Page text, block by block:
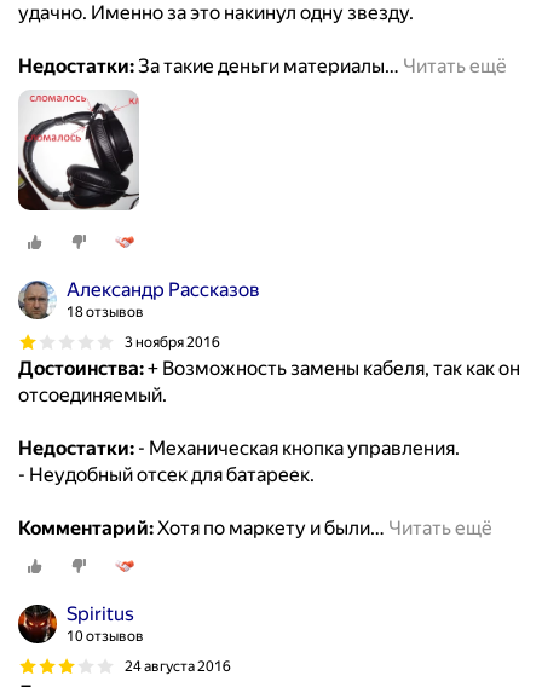
удачно. Именно за это накинул одну звезду.
Недостатки:За такие деньги материалы… Читать ещё
Александр Рассказов
18 отзывов
3 ноября 2016
Достоинства:+ Возможность замены кабеля, так как он
отсоединяемый.
Недостатки: - Механическая кнопка управления.
- Неудобный отсек для батареек.
Комментарий:Хотя по маркету и были… Читать ещё
Spiritus
10 отзывов
24 августа 2016